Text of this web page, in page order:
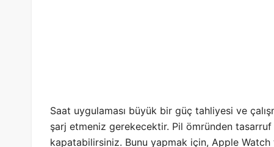
Saat uygulaması büyük bir güç tahliyesi ve
şarj etmeniz gerekecektir. Pil ömründen tasarruf
kapatabilirsiniz. Bunu yapmak için, Apple Watch